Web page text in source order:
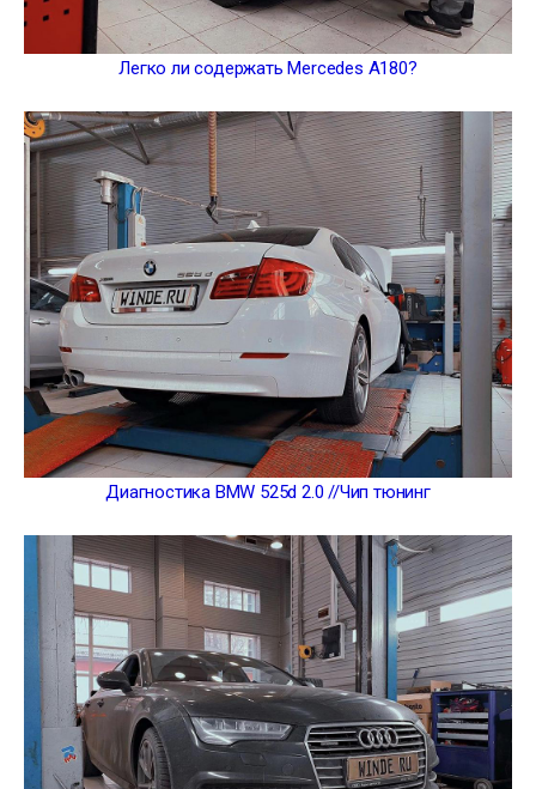
Легко ли содержать Mercedes A180?
Диагностика BMW 525d 2.0 //Чип тюнинг